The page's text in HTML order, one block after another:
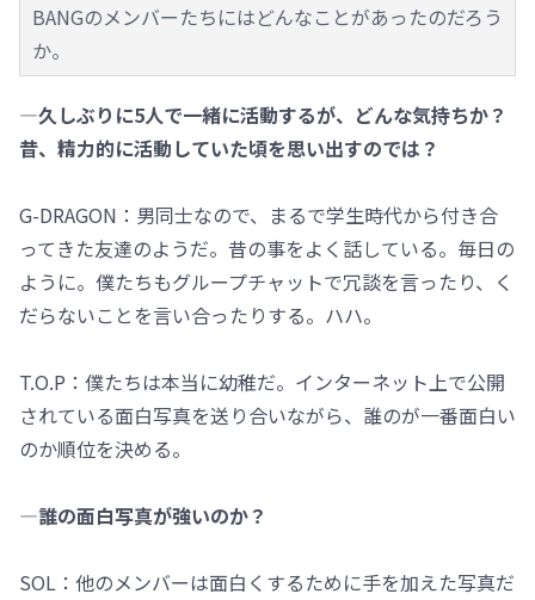
BANGのメンバーたちにはどんなことがあったのだろう
か。
―久しぶりに5人で一緒に活動するが、どんな気持ちか？
昔、精力的に活動していた頃を思い出すのでは？
G-DRAGON：男同士なので、まるで学生時代から付き合
ってきた友達のようだ。昔の事をよく話している。毎日の
ように。僕たちもグループチャットで冗談を言ったり、く
だらないことを言い合ったりする。ハハ。
T.O.P：僕たちは本当に幼稚だ。インターネット上で公開
されている面白写真を送り合いながら、誰のが一番面白い
のか順位を決める。
―誰の面白写真が強いのか？
SOL：他のメンバーは面白くするために手を加えた写真だ